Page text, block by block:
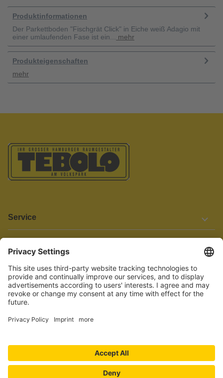
Produktinformationen
Der Parkettboden "Fischgrät Click" in Eiche weiß Adagio mit
einer umlaufenden Fase ist ein...
mehr
Produkteigenschaften
mehr
Service
Informationen
Barrierefreiheit
Wir bemühen uns, unsere Website barrierefrei zu gestalten.
Einige Inhalte und Funktionen sind derzeit jedoch noch nicht
vollständig zugänglich. Wenn Sie auf Barrieren stoßen oder Hilfe
benötigen, kontaktieren Sie uns bitte unter service[at]knutzen.de.
Vertrag widerrufen
© 2026 TEBOLO